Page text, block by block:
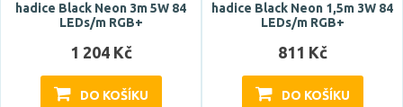
hadice Black Neon 3m 5W 84
LEDs/m RGB+
1 204 Kč
DO KOŠÍKU
hadice Black Neon 1,5m 3W 84
LEDs/m RGB+
811 Kč
DO KOŠÍKU